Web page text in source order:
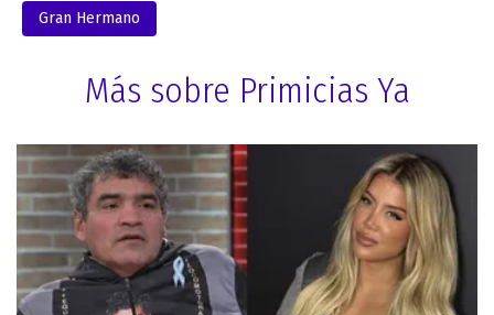
Gran Hermano
Más sobre Primicias Ya